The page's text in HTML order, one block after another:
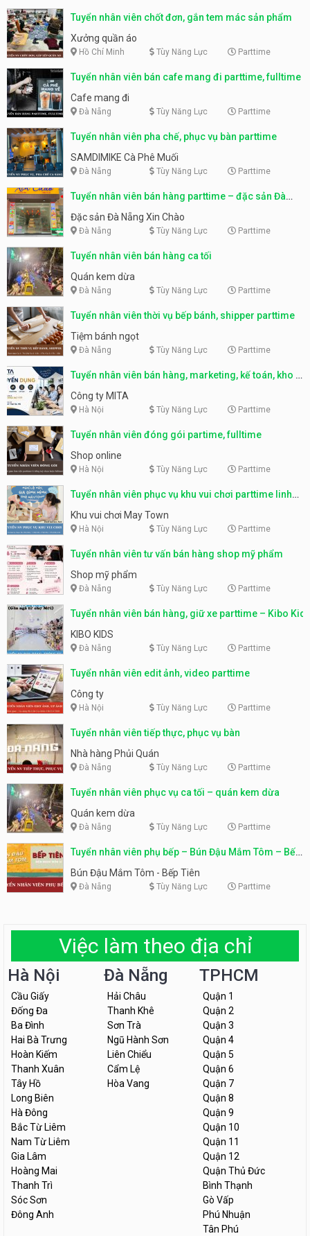
Tuyển nhân viên chốt đơn, gắn tem mác sản phẩm
Xưởng quần áo
Hồ Chí Minh Tùy Năng Lực Parttime
Tuyển nhân viên bán cafe mang đi parttime, fulltime
Cafe mang đi
Đà Nẵng Tùy Năng Lực Parttime
Tuyển nhân viên pha chế, phục vụ bàn parttime
SAMDIMIKE Cà Phê Muối
Đà Nẵng Tùy Năng Lực Parttime
Tuyển nhân viên bán hàng parttime – đặc sản Đà
Nẵng
Đặc sản Đà Nẵng Xin Chào
Đà Nẵng Tùy Năng Lực Parttime
Tuyển nhân viên bán hàng ca tối
Quán kem dừa
Đà Nẵng Tùy Năng Lực Parttime
Tuyển nhân viên thời vụ bếp bánh, shipper parttime
Tiệm bánh ngọt
Đà Nẵng Tùy Năng Lực Parttime
Tuyển nhân viên bán hàng, marketing, kế toán, kho –
parttime, fulltime
Công ty MITA
Hà Nội Tùy Năng Lực Parttime
Tuyển nhân viên đóng gói partime, fulltime
Shop online
Hà Nội Tùy Năng Lực Parttime
Tuyển nhân viên phục vụ khu vui chơi parttime linh
động
Khu vui chơi May Town
Hà Nội Tùy Năng Lực Parttime
Tuyển nhân viên tư vấn bán hàng shop mỹ phẩm
Shop mỹ phẩm
Đà Nẵng Tùy Năng Lực Parttime
Tuyển nhân viên bán hàng, giữ xe parttime – Kibo Kid
KIBO KIDS
Đà Nẵng Tùy Năng Lực Parttime
Tuyển nhân viên edit ảnh, video parttime
Công ty
Hà Nội Tùy Năng Lực Parttime
Tuyển nhân viên tiếp thực, phục vụ bàn
Nhà hàng Phủi Quán
Đà Nẵng Tùy Năng Lực Parttime
Tuyển nhân viên phục vụ ca tối – quán kem dừa
Quán kem dừa
Đà Nẵng Tùy Năng Lực Parttime
Tuyển nhân viên phụ bếp – Bún Đậu Mắm Tôm – Bếp
Tiên
Bún Đậu Mắm Tôm - Bếp Tiên
Đà Nẵng Tùy Năng Lực Parttime
Việc làm theo địa chỉ
Hà Nội
Cầu Giấy
Đống Đa
Ba Đình
Hai Bà Trưng
Hoàn Kiếm
Thanh Xuân
Tây Hồ
Long Biên
Hà Đông
Bắc Từ Liêm
Nam Từ Liêm
Gia Lâm
Hoàng Mai
Thanh Trì
Sóc Sơn
Đông Anh
Đà Nẵng
Hải Châu
Thanh Khê
Sơn Trà
Ngũ Hành Sơn
Liên Chiểu
Cẩm Lệ
Hòa Vang
TPHCM
Quận 1
Quận 2
Quận 3
Quận 4
Quận 5
Quận 6
Quận 7
Quận 8
Quận 9
Quận 10
Quận 11
Quận 12
Quận Thủ Đức
Bình Thạnh
Gò Vấp
Phú Nhuận
Tân Phú